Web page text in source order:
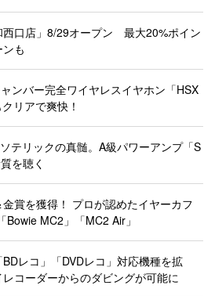
西口店」8/29オープン 最大20%ポイン
も
ンバー完全ワイヤレスイヤホン「HSX
リアで爽快！
テリックの真髄。A級パワーアンプ「S
を聴く
賞を獲得！ プロが認めたイヤーカフ
MC2」「MC2 Air」
レコ」「DVDレコ」対応機種を拡
コーダーからのダビングが可能に